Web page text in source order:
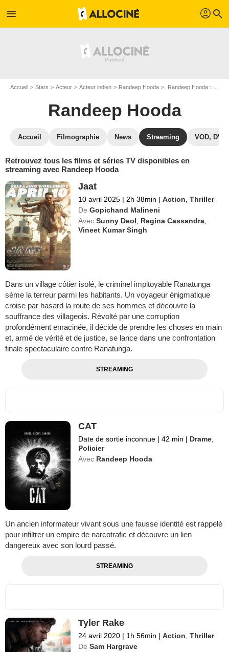
menu profil search
Accueil Stars Acteur Acteur indien Randeep Hooda Randeep Hooda : Films et séries online
Randeep Hooda
Accueil Filmographie News Streaming VOD, DVD
Retrouvez tous les films et séries TV disponibles en
streaming avec Randeep Hooda
Jaat
10 avril 2025 | 2h 38min | Action ,Thriller
De Gopichand Malineni
Avec Sunny Deol Regina Cassandra
Vineet Kumar Singh
Dans un village côtier isolé, le criminel impitoyable Ranatunga
sème la terreur parmi les habitants. Un voyageur énigmatique
croise par hasard la route de ses hommes et découvre la
souffrance des villageois. Révolté par une corruption
profondément enracinée, il décide de prendre les choses en main
et, armé de vérité et de justice, se lance dans une confrontation
finale spectaculaire contre Ranatunga.
STREAMING
CAT
Date de sortie inconnue | 42 min | Drame
Policier
Avec Randeep Hooda
Un ancien informateur vivant sous une fausse identité est rappelé
pour infiltrer un empire de narcotrafic et découvre un lien
dangereux avec son lourd passé.
STREAMING
Tyler Rake
24 avril 2020 | 1h 56min | Action ,Thriller
De Sam Hargrave